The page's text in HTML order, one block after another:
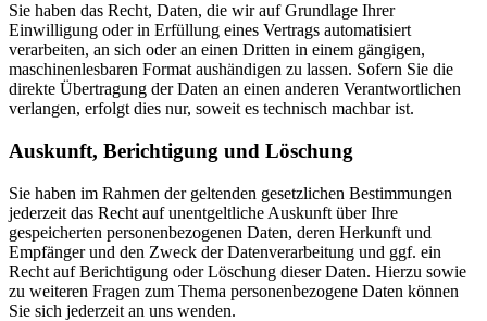
Sie haben das Recht, Daten, die wir auf Grundlage Ihrer
Einwilligung oder in Erfüllung eines Vertrags automatisiert
verarbeiten, an sich oder an einen Dritten in einem gängigen,
maschinenlesbaren Format aushändigen zu lassen. Sofern Sie die
direkte Übertragung der Daten an einen anderen Verantwortlichen
verlangen, erfolgt dies nur, soweit es technisch machbar ist.
Auskunft, Berichtigung und Löschung
Sie haben im Rahmen der geltenden gesetzlichen Bestimmungen
jederzeit das Recht auf unentgeltliche Auskunft über Ihre
gespeicherten personenbezogenen Daten, deren Herkunft und
Empfänger und den Zweck der Datenverarbeitung und ggf. ein
Recht auf Berichtigung oder Löschung dieser Daten. Hierzu sowie
zu weiteren Fragen zum Thema personenbezogene Daten können
Sie sich jederzeit an uns wenden.